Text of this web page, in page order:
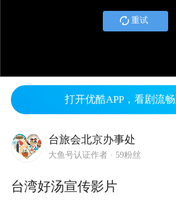
重试
打开优酷APP，看剧流
台旅会北京办事处
大鱼号认证作者 · 59粉丝
台湾好汤宣传影片